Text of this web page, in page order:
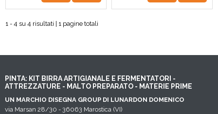
1 - 4 su 4 risultati | 1 pagine totali
PINTA: KIT BIRRA ARTIGIANALE E FERMENTATORI -
ATTREZZATURE - MALTO PREPARATO - MATERIE PRIME
UN MARCHIO DISEGNA GROUP DI LUNARDON DOMENICO
via Marsan 28/30 - 36063 Marostica (VI)